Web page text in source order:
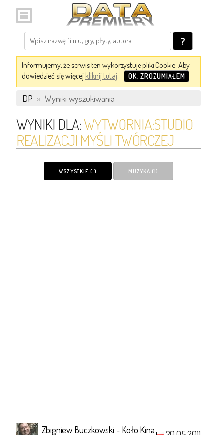
?
Informujemy, że serwis ten wykorzystuje pliki Cookie. Aby
dowiedzieć się więcej kliknij tutaj. OK, ZROZUMIAŁEM
DP » Wyniki wyszukiwania
WYNIKI DLA:WYTWORNIA:STUDIO
REALIZACJI MYŚLI TWÓRCZEJ
WSZYSTKIE (1) MUZYKA (1)
Zbigniew Buczkowski - Koło Kina